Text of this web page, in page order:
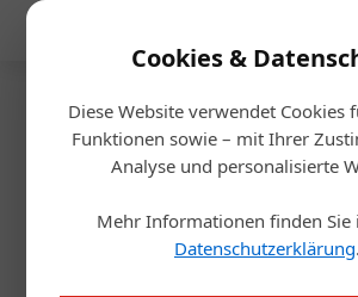
Cookies &
Diese Website verwendet Cookies
Funktionen sowie – mit Ihrer
Analyse und personalisierte
Mehr Informationen finden Sie
Datenschutzerklärung.
Startseite Handel
Neue